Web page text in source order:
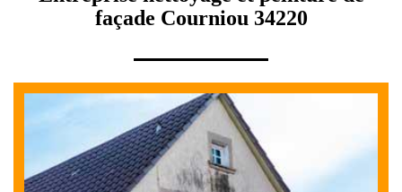
façade Courniou 34220